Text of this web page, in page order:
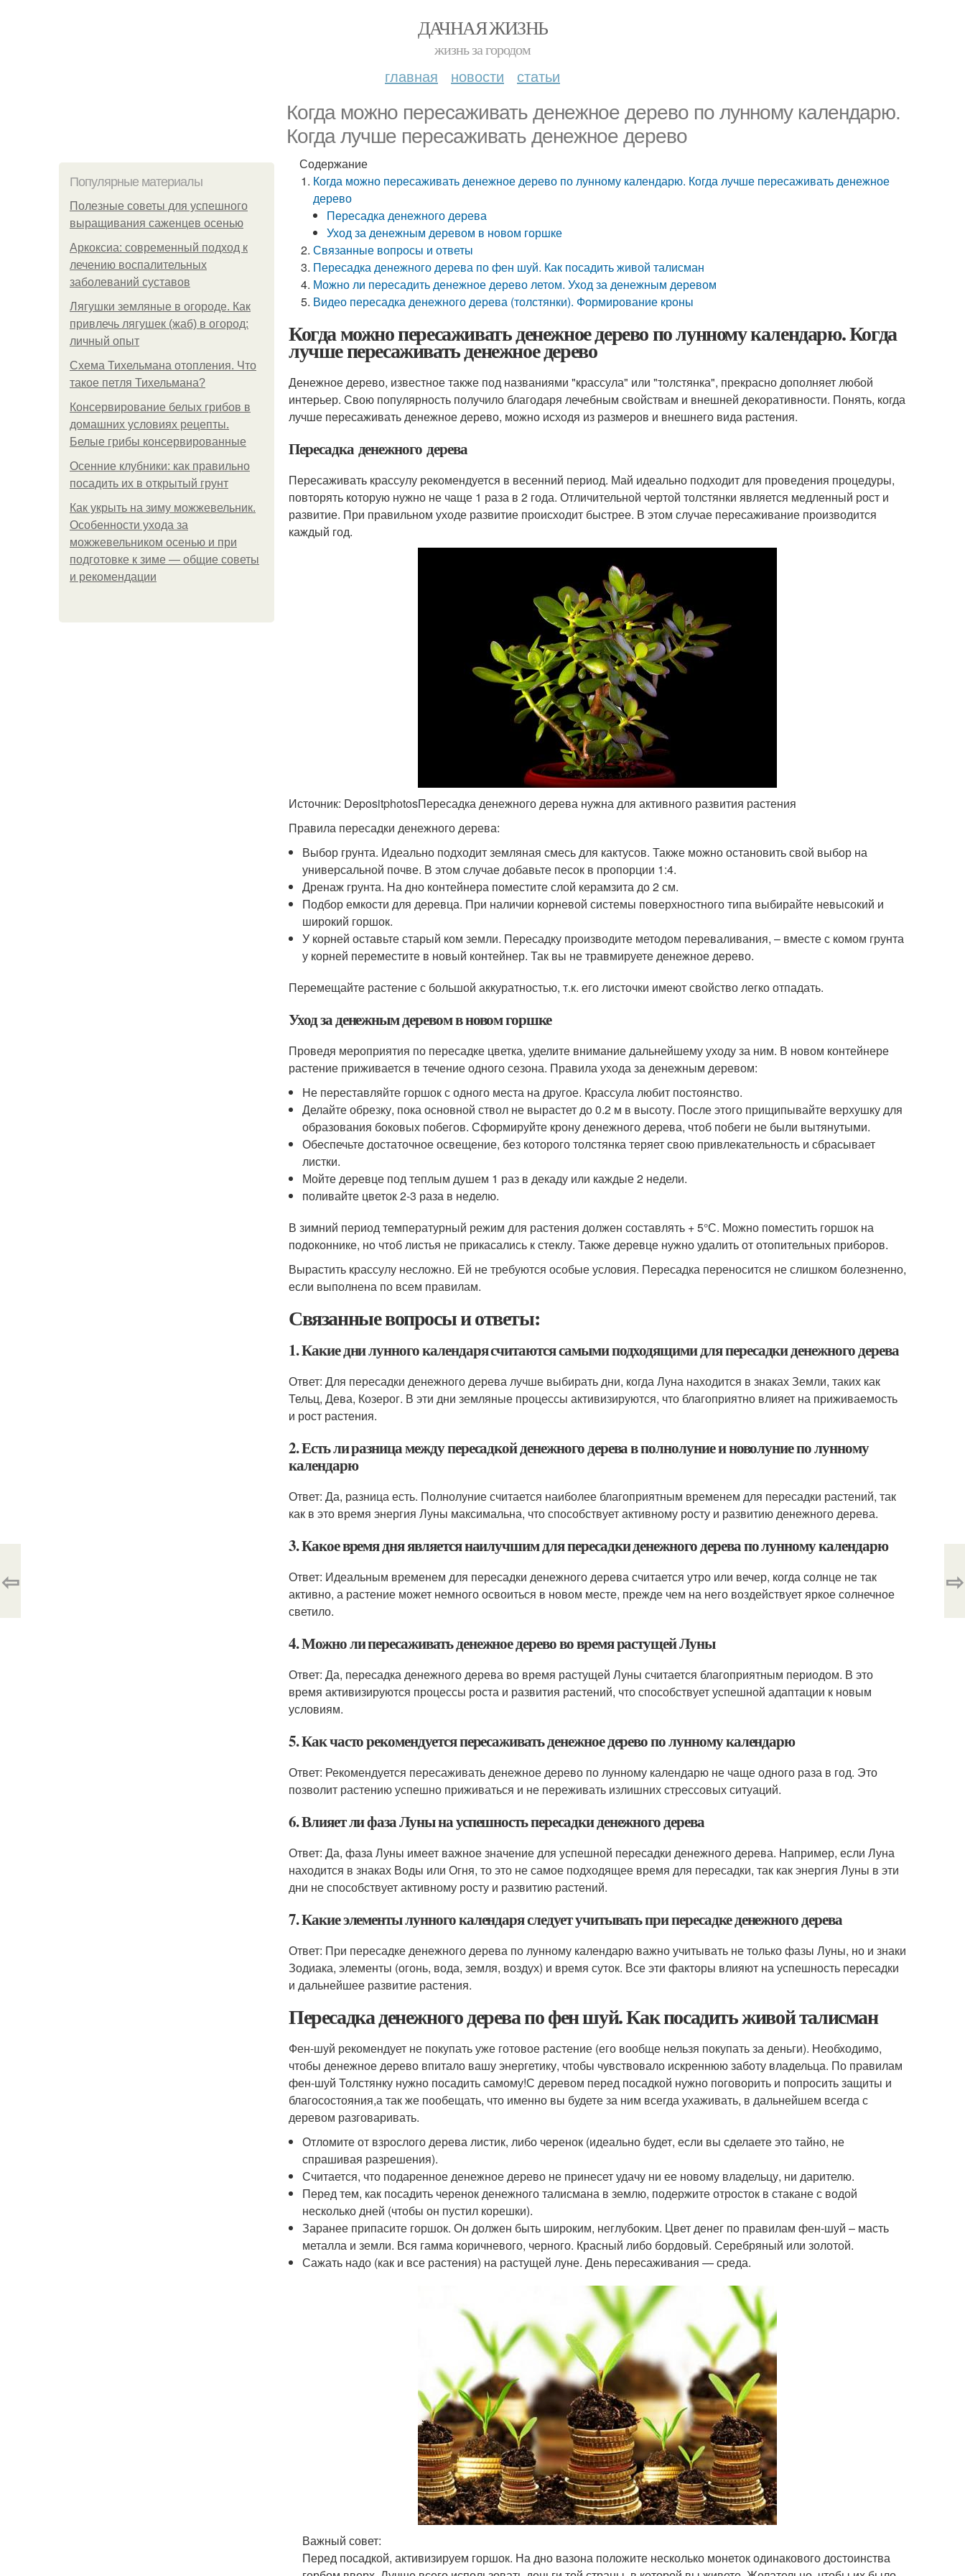
ДАЧНАЯ ЖИЗНЬ
жизнь за городом
главная новости статьи
Когда можно пересаживать денежное дерево по лунному календарю.
Когда лучше пересаживать денежное дерево
Популярные материалы
Полезные советы для успешного
выращивания саженцев осенью
Аркоксиа: современный подход к
лечению воспалительных
заболеваний суставов
Лягушки земляные в огороде. Как
привлечь лягушек (жаб) в огород:
личный опыт
Схема Тихельмана отопления. Что
такое петля Тихельмана?
Консервирование белых грибов в
домашних условиях рецепты.
Белые грибы консервированные
Осенние клубники: как правильно
посадить их в открытый грунт
Как укрыть на зиму можжевельник.
Особенности ухода за
можжевельником осенью и при
подготовке к зиме — общие советы
и рекомендации
Содержание
Когда можно пересаживать денежное дерево по лунному календарю. Когда лучше пересаживать денежное
дерево
Пересадка денежного дерева
Уход за денежным деревом в новом горшке
Связанные вопросы и ответы
Пересадка денежного дерева по фен шуй. Как посадить живой талисман
Можно ли пересадить денежное дерево летом. Уход за денежным деревом
Видео пересадка денежного дерева (толстянки). Формирование кроны
Когда можно пересаживать денежное дерево по лунному календарю. Когда
лучше пересаживать денежное дерево
Денежное дерево, известное также под названиями "крассула" или "толстянка", прекрасно дополняет любой
интерьер. Свою популярность получило благодаря лечебным свойствам и внешней декоративности. Понять, когда
лучше пересаживать денежное дерево, можно исходя из размеров и внешнего вида растения.
Пересадка денежного дерева
Пересаживать крассулу рекомендуется в весенний период. Май идеально подходит для проведения процедуры,
повторять которую нужно не чаще 1 раза в 2 года. Отличительной чертой толстянки является медленный рост и
развитие. При правильном уходе развитие происходит быстрее. В этом случае пересаживание производится
каждый год.
Источник: DepositphotosПересадка денежного дерева нужна для активного развития растения
Правила пересадки денежного дерева:
Выбор грунта. Идеально подходит земляная смесь для кактусов. Также можно остановить свой выбор на
универсальной почве. В этом случае добавьте песок в пропорции 1:4.
Дренаж грунта. На дно контейнера поместите слой керамзита до 2 см.
Подбор емкости для деревца. При наличии корневой системы поверхностного типа выбирайте невысокий и
широкий горшок.
У корней оставьте старый ком земли. Пересадку производите методом переваливания, – вместе с комом грунта
у корней переместите в новый контейнер. Так вы не травмируете денежное дерево.
Перемещайте растение с большой аккуратностью, т.к. его листочки имеют свойство легко отпадать.
Уход за денежным деревом в новом горшке
Проведя мероприятия по пересадке цветка, уделите внимание дальнейшему уходу за ним. В новом контейнере
растение приживается в течение одного сезона. Правила ухода за денежным деревом:
Не переставляйте горшок с одного места на другое. Крассула любит постоянство.
Делайте обрезку, пока основной ствол не вырастет до 0.2 м в высоту. После этого прищипывайте верхушку для
образования боковых побегов. Сформируйте крону денежного дерева, чтоб побеги не были вытянутыми.
Обеспечьте достаточное освещение, без которого толстянка теряет свою привлекательность и сбрасывает
листки.
Мойте деревце под теплым душем 1 раз в декаду или каждые 2 недели.
поливайте цветок 2-3 раза в неделю.
В зимний период температурный режим для растения должен составлять + 5°С. Можно поместить горшок на
подоконнике, но чтоб листья не прикасались к стеклу. Также деревце нужно удалить от отопительных приборов.
Вырастить крассулу несложно. Ей не требуются особые условия. Пересадка переносится не слишком болезненно,
если выполнена по всем правилам.
Связанные вопросы и ответы:
1. Какие дни лунного календаря считаются самыми подходящими для пересадки денежного дерева
Ответ: Для пересадки денежного дерева лучше выбирать дни, когда Луна находится в знаках Земли, таких как
Тельц, Дева, Козерог. В эти дни земляные процессы активизируются, что благоприятно влияет на приживаемость
и рост растения.
2. Есть ли разница между пересадкой денежного дерева в полнолуние и новолуние по лунному
календарю
Ответ: Да, разница есть. Полнолуние считается наиболее благоприятным временем для пересадки растений, так
как в это время энергия Луны максимальна, что способствует активному росту и развитию денежного дерева.
3. Какое время дня является наилучшим для пересадки денежного дерева по лунному календарю
Ответ: Идеальным временем для пересадки денежного дерева считается утро или вечер, когда солнце не так
активно, а растение может немного освоиться в новом месте, прежде чем на него воздействует яркое солнечное
светило.
4. Можно ли пересаживать денежное дерево во время растущей Луны
Ответ: Да, пересадка денежного дерева во время растущей Луны считается благоприятным периодом. В это
время активизируются процессы роста и развития растений, что способствует успешной адаптации к новым
условиям.
5. Как часто рекомендуется пересаживать денежное дерево по лунному календарю
Ответ: Рекомендуется пересаживать денежное дерево по лунному календарю не чаще одного раза в год. Это
позволит растению успешно приживаться и не переживать излишних стрессовых ситуаций.
6. Влияет ли фаза Луны на успешность пересадки денежного дерева
Ответ: Да, фаза Луны имеет важное значение для успешной пересадки денежного дерева. Например, если Луна
находится в знаках Воды или Огня, то это не самое подходящее время для пересадки, так как энергия Луны в эти
дни не способствует активному росту и развитию растений.
7. Какие элементы лунного календаря следует учитывать при пересадке денежного дерева
Ответ: При пересадке денежного дерева по лунному календарю важно учитывать не только фазы Луны, но и знаки
Зодиака, элементы (огонь, вода, земля, воздух) и время суток. Все эти факторы влияют на успешность пересадки
и дальнейшее развитие растения.
Пересадка денежного дерева по фен шуй. Как посадить живой талисман
Фен-шуй рекомендует не покупать уже готовое растение (его вообще нельзя покупать за деньги). Необходимо,
чтобы денежное дерево впитало вашу энергетику, чтобы чувствовало искреннюю заботу владельца. По правилам
фен-шуй Толстянку нужно посадить самому!С деревом перед посадкой нужно поговорить и попросить защиты и
благосостояния,а так же пообещать, что именно вы будете за ним всегда ухаживать, в дальнейшем всегда с
деревом разговаривать.
Отломите от взрослого дерева листик, либо черенок (идеально будет, если вы сделаете это тайно, не
спрашивая разрешения).
Считается, что подаренное денежное дерево не принесет удачу ни ее новому владельцу, ни дарителю.
Перед тем, как посадить черенок денежного талисмана в землю, подержите отросток в стакане с водой
несколько дней (чтобы он пустил корешки).
Заранее припасите горшок. Он должен быть широким, неглубоким. Цвет денег по правилам фен-шуй – масть
металла и земли. Вся гамма коричневого, черного. Красный либо бордовый. Серебряный или золотой.
Сажать надо (как и все растения) на растущей луне. День пересаживания — среда.
Важный совет:
Перед посадкой, активизируем горшок. На дно вазона положите несколько монеток одинакового достоинства
⇦ ⇨